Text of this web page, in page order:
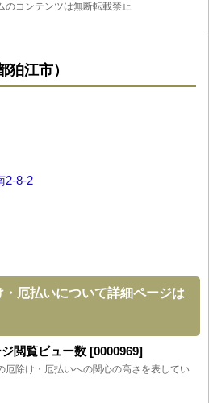
コンテンツは無断転載禁止
狛江市）
2-8-2
厄払いについて詳細ページは
閲覧ビュー数 [0000969]
除け・厄払いへの関心の高さを表してい